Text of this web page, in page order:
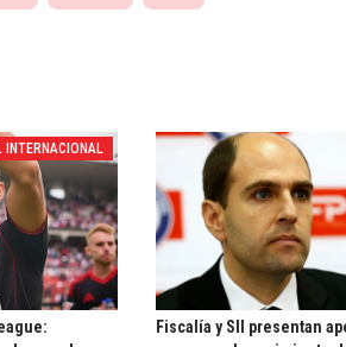
INTERNACIONAL
Fiscalía y SII presentan